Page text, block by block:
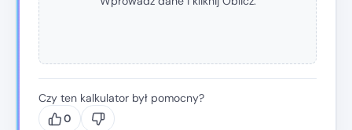
Czy ten kalkulator był pomocny?
0